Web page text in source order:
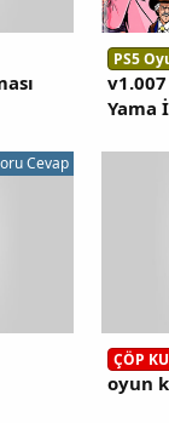
PS5
Yama
Cevap
ÇÖP
oyun